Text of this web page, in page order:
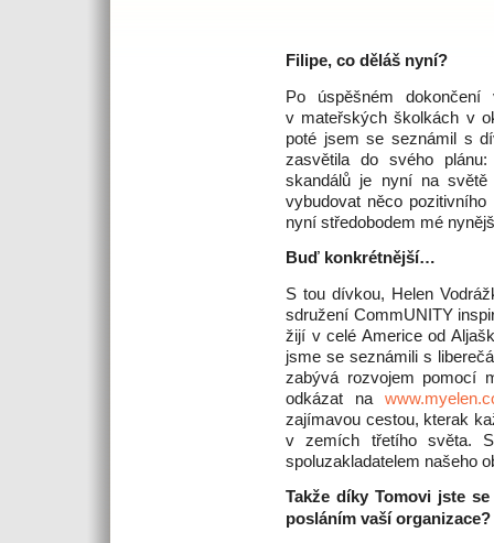
Filipe, co děláš nyní?
Po úspěšném
v mateřských školkách v
poté jsem se seznámil s
zasvětila do svého
skandálů je nyní na
vybudovat něco
nyní středobodem mé
Buď konkrétnější…
S tou dívkou, Helen
sdružení CommUNITY
žijí v celé Americe od
jsme se seznámili s
zabývá rozvojem pomocí
odkázat na
zajímavou cestou, kterak
v zemích třetího světa.
spoluzakladatelem našeho
Takže díky Tomovi jste
posláním vaší organizace?